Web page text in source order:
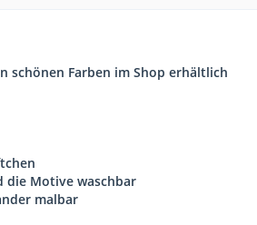
schönen Farben im Shop erhältlich
die Motive waschbar
malbar